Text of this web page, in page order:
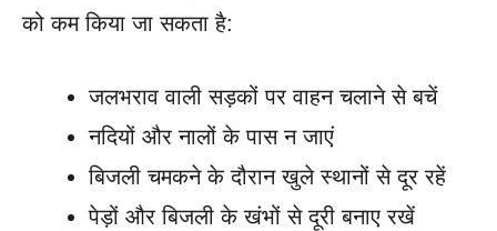
को कम किया जा सकता है:
जलभराव वाली सड़कों पर वाहन चलाने से बचें
नदियों और नालों के पास न जाएं
बिजली चमकने के दौरान खुले स्थानों से दूर रहें
पेड़ों और बिजली के खंभों से दूरी बनाए रखें